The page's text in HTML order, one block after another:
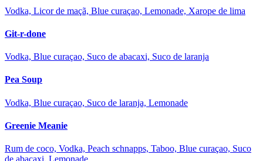
Vodka, Licor de maçã, Blue curaçao, Lemonade, Xarope de lima
Git-r-done
Vodka, Blue curaçao, Suco de abacaxi, Suco de laranja
Pea Soup
Vodka, Blue curaçao, Suco de laranja, Lemonade
Greenie Meanie
Rum de coco, Vodka, Peach schnapps, Taboo, Blue curaçao, Suco